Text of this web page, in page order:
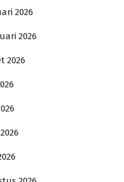
2026
2026
2026